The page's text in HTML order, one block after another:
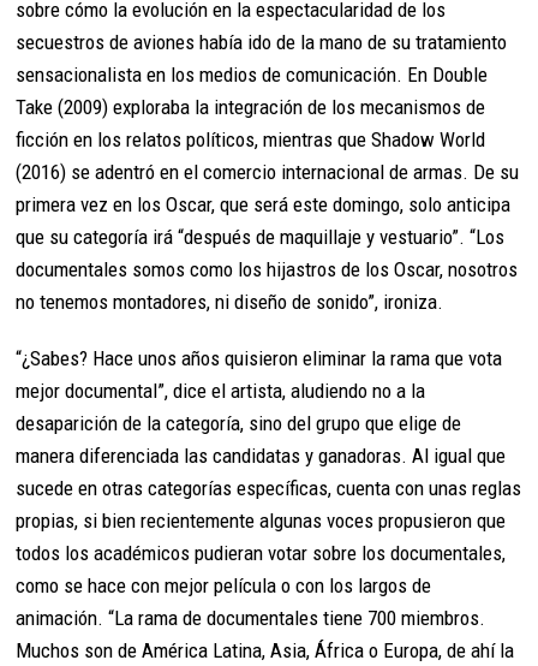
sobre cómo la evolución en la espectacularidad de los
secuestros de aviones había ido de la mano de su tratamiento
sensacionalista en los medios de comunicación. En Double
Take (2009) exploraba la integración de los mecanismos de
ficción en los relatos políticos, mientras que Shadow World
(2016) se adentró en el comercio internacional de armas. De su
primera vez en los Oscar, que será este domingo, solo anticipa
que su categoría irá “después de maquillaje y vestuario”. “Los
documentales somos como los hijastros de los Oscar, nosotros
no tenemos montadores, ni diseño de sonido”, ironiza.
“¿Sabes? Hace unos años quisieron eliminar la rama que vota
mejor documental”, dice el artista, aludiendo no a la
desaparición de la categoría, sino del grupo que elige de
manera diferenciada las candidatas y ganadoras. Al igual que
sucede en otras categorías específicas, cuenta con unas reglas
propias, si bien recientemente algunas voces propusieron que
todos los académicos pudieran votar sobre los documentales,
como se hace con mejor película o con los largos de
animación. “La rama de documentales tiene 700 miembros.
Muchos son de América Latina, Asia, África o Europa, de ahí la